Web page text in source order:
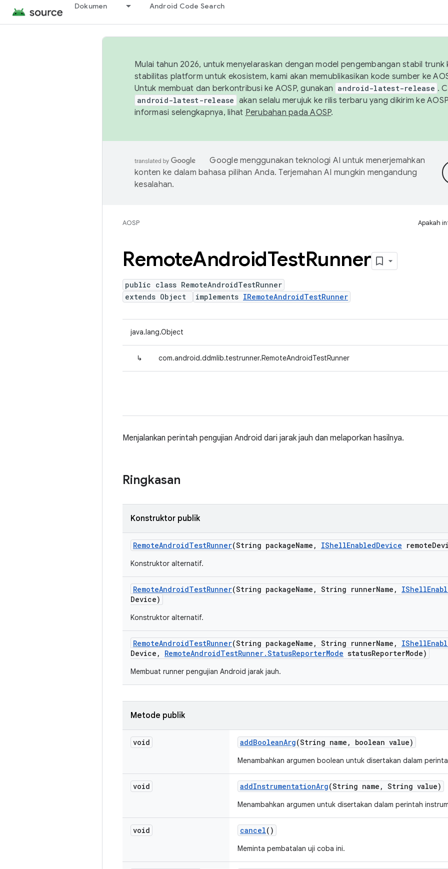
Dokumen Android Code Search
Mulai tahun 2026, untuk menyelaraskan dengan model pengembangan stabil trunk
stabilitas platform untuk ekosistem, kami akan memublikasikan kode sumber ke
Untuk membuat dan berkontribusi ke AOSP, gunakan android-latest-release .
android-latest-release akan selalu merujuk ke rilis terbaru yang dikirim ke
informasi selengkapnya, lihat Perubahan pada AOSP.
Google menggunakan teknologi AI untuk menerjemahkan
konten ke dalam bahasa pilihan Anda. Terjemahan AI mungkin mengandung
kesalahan.
AOSP Apakah
RemoteAndroidTestRunner
public class RemoteAndroidTestRunner
extends Object
implements IRemoteAndroidTestRunner
java.lang.Object
↳ com.android.ddmlib.testrunner.RemoteAndroidTestRunner
Menjalankan perintah pengujian Android dari jarak jauh dan melaporkan hasilnya.
Ringkasan
Konstruktor publik
RemoteAndroidTestRunner(String packageName , IShellEnabledDevice remote
Konstruktor alternatif.
RemoteAndroidTestRunner(String packageName , String runnerName , IShell
Device)
Konstruktor alternatif.
RemoteAndroidTestRunner(String packageName , String runnerName , IShell
Device , RemoteAndroidTestRunner.StatusReporterMode statusReporterMode)
Membuat runner pengujian Android jarak jauh.
Metode publik
void addBooleanArg(String name , boolean value)
Menambahkan argumen boolean untuk disertakan dalam
void addInstrumentationArg(String name , String value)
Menambahkan argumen untuk disertakan dalam perintah
void cancel()
Meminta pembatalan uji coba ini.